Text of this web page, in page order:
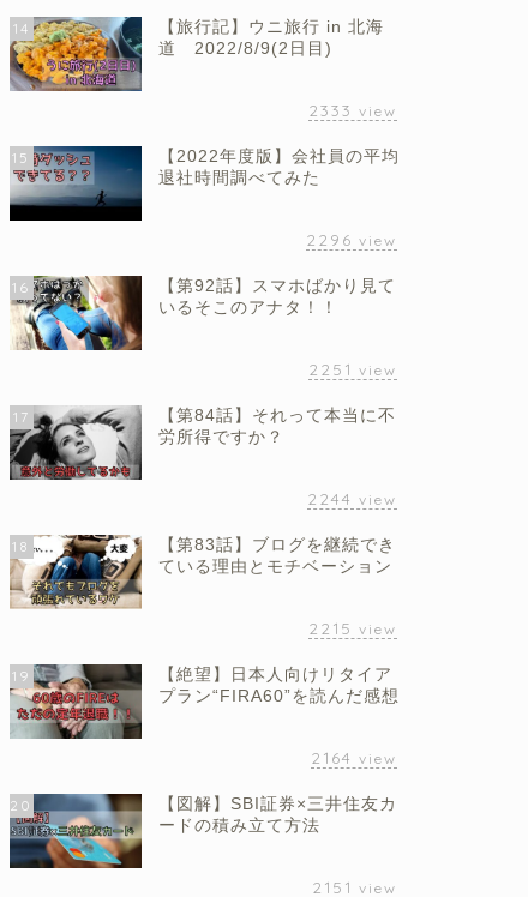
14
【旅行記】ウニ旅行 in 北海
道 2022/8/9(2日目)
2333 view
15
【2022年度版】会社員の平均
退社時間調べてみた
2296 view
16
【第92話】スマホばかり見て
いるそこのアナタ！！
2251 view
17
【第84話】それって本当に不
労所得ですか？
2244 view
18
【第83話】ブログを継続でき
ている理由とモチベーション
2215 view
19
【絶望】日本人向けリタイア
プラン“FIRA60”を読んだ感想
2164 view
20
【図解】SBI証券×三井住友カ
ードの積み立て方法
2151 view